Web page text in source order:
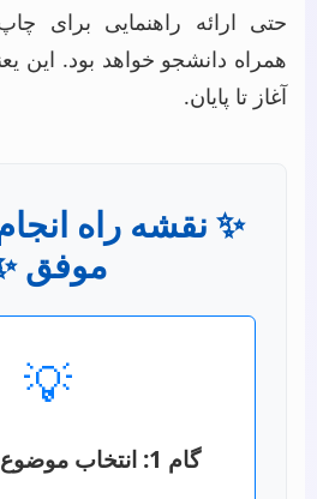
حتی ارائه راهنمایی برای چاپ
همراه دانشجو خواهد بود. این
آغاز تا پایان.
✨ نقشه راه
موفق
💡
گام 1: انتخاب موضوع و پروپوزال